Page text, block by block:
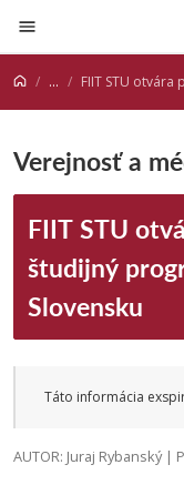
Prejsť na obsah
... FIIT STU otvára prvý
Verejnosť a
FIIT STU
študijný
Slovensku
Táto informácia
AUTOR: Juraj Rybanský |